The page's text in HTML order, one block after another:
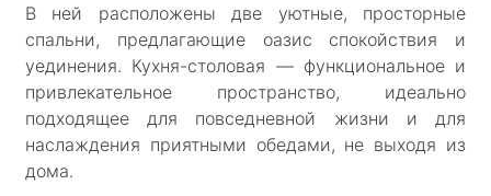
В ней расположены две уютные, просторные
спальни, предлагающие оазис спокойствия и
уединения. Кухня-столовая — функциональное и
привлекательное пространство, идеально
подходящее для повседневной жизни и для
наслаждения приятными обедами, не выходя из
дома.